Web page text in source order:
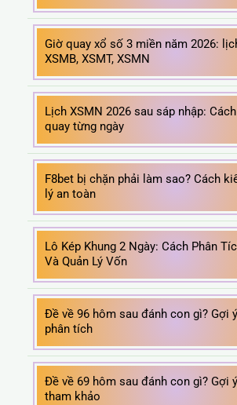
Giờ quay xổ số 3 miền năm 2026:
XSMB, XSMT, XSMN
Lịch XSMN 2026 sau sáp nhập:
quay từng ngày
F8bet bị chặn phải làm sao? Cách
lý an toàn
Lô Kép Khung 2 Ngày: Cách Phân
Và Quản Lý Vốn
Đề về 96 hôm sau đánh con gì? Gợi
phân tích
Đề về 69 hôm sau đánh con gì? Gợi
tham khảo